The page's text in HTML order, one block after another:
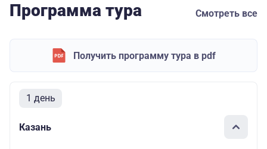
Программа тура Смотреть все
Получить программу тура в pdf
1 день
Казань